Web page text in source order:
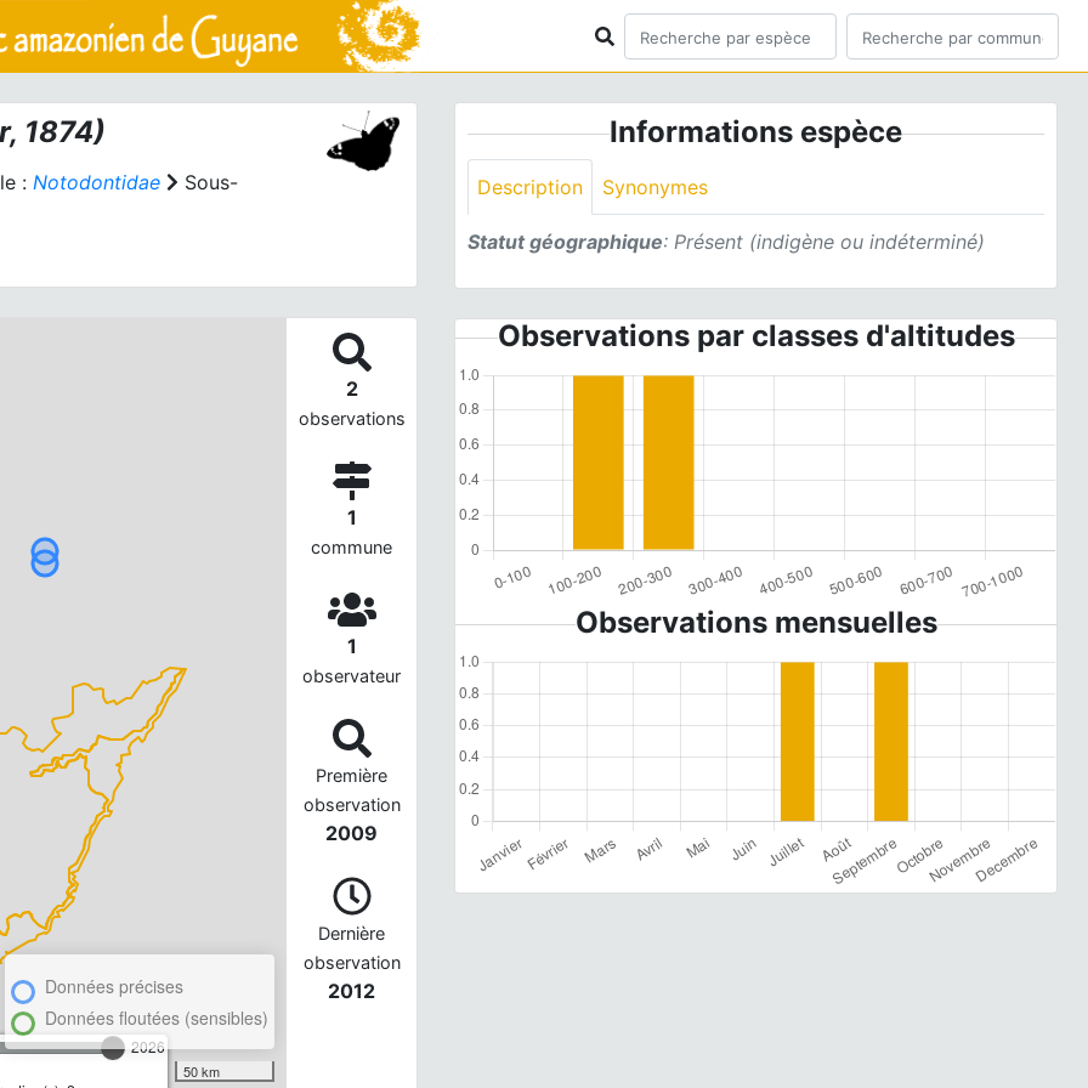
1874)
: Notodontidae Sous-
2026
Données précises
Données floutées (sensibles)
50 km
2
observations
1
commune
1
observateur
Première
observation
2009
Dernière
observation
2012
Informations espèce
Description Synonymes
Statut géographique: Présent (indigène ou indéterminé)
Observations par classes d'altitudes
Observations mensuelles